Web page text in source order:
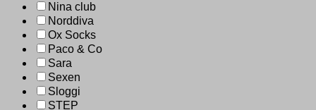
Nina club
Norddiva
Ox Socks
Paco & Co
Sara
Sexen
Sloggi
STEP